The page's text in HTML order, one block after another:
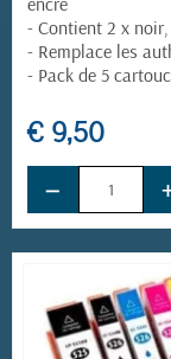
- Contient 2 x
- Remplace les
- Pack de 5
€ 9,50
−